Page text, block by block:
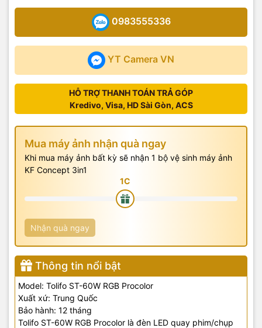
YT Camera VN
0983555336
HỖ TRỢ THANH TOÁN TRẢ GÓP
Kredivo, Visa, HD Sài Gòn, ACS
Mua máy ảnh nhận quà ngay
Khi mua máy ảnh bất kỳ sẽ nhận 1 bộ vệ sinh máy ảnh
KF Concept 3in1
Nhận quà ngay
Thông tin nổi bật
Model: Tolifo ST-60W RGB Procolor
Xuất xứ: Trung Quốc
Bảo hành: 12 tháng
Tolifo ST-60W RGB Procolor là đèn LED quay phim/chụp